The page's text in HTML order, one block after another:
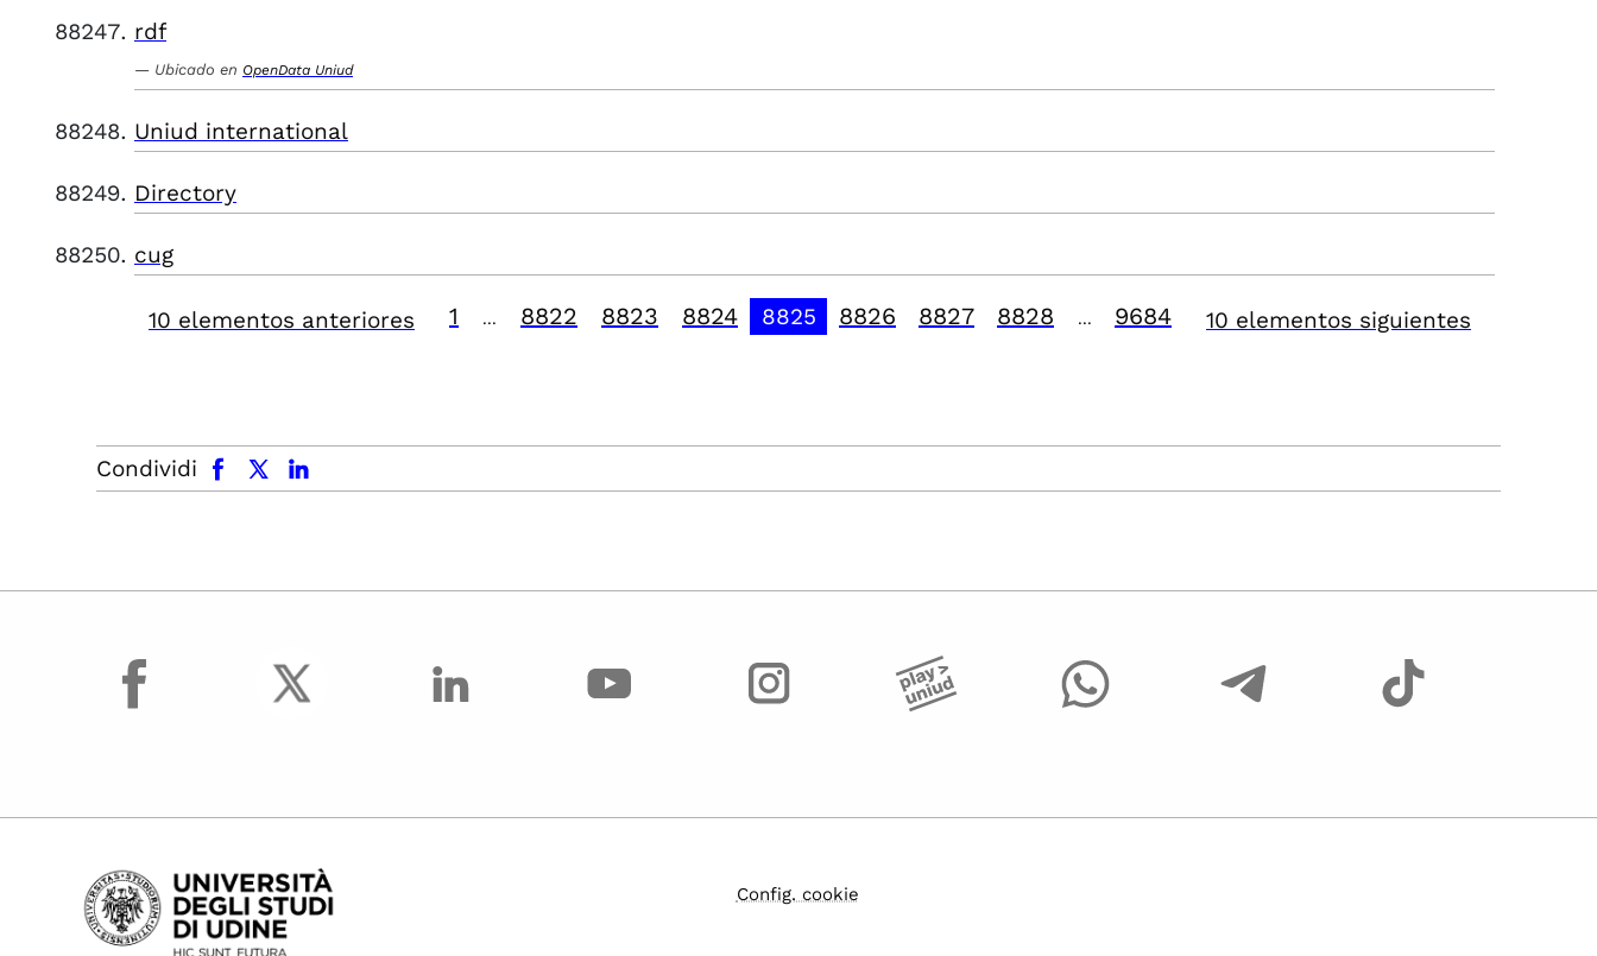
rdf
Ubicado en OpenData Uniud
Uniud international
Directory
cug
10 elementos anteriores 1 8822 8823 8824 8825 8826 8827 8828 9684 10 elementos siguientes
Condividi
facebook x.com linkedin
facebook
Config. cookie